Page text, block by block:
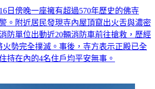
日傍晚一座擁有超過570年歷史的佛寺
。附近居民發現寺內屋頂竄出火舌與濃密
防單位出動近20輛消防車前往搶救，歷經
火勢完全撲滅。事後，寺方表示正殿已全
持在內的4名住戶均平安無事。